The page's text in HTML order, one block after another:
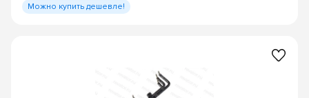
Можно купить дешевле!